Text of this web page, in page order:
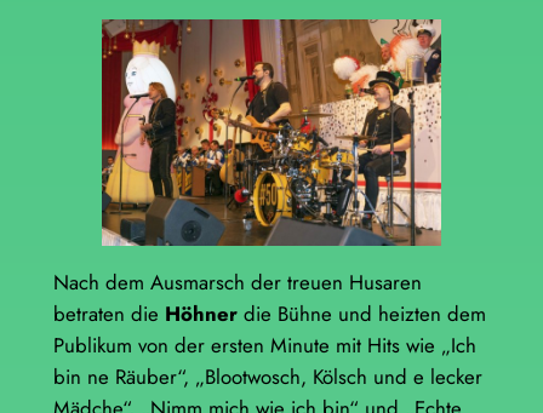
Nach dem Ausmarsch der treuen Husaren
betraten die Höhnerdie Bühne und heizten dem
Publikum von der ersten Minute mit Hits wie „Ich
bin ne Räuber“, „Blootwosch, Kölsch und e lecker